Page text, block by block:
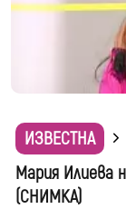
ИЗВЕСТНА
Мария Илиева
(СНИМКА)